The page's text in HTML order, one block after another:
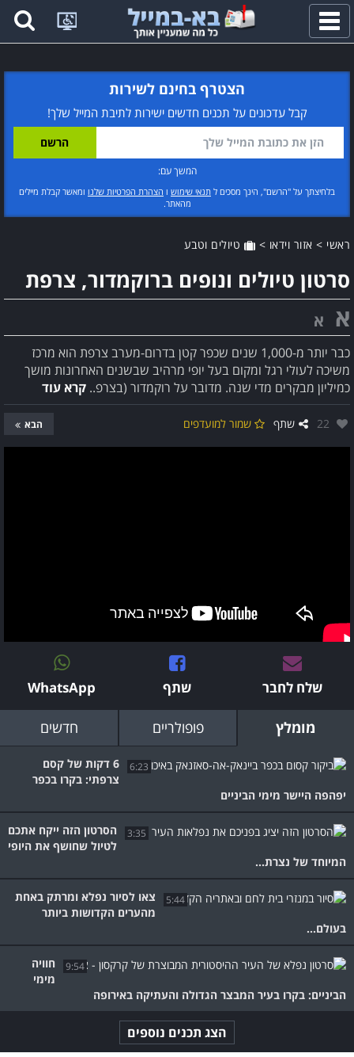
פתח
תפריט
הצטרף בחינם לשירות
קבל עדכונים על תכנים חדשים ישירות לתיבת המייל שלך!
המשך עם:
בלחיצתך על "הרשם", הינך מסכים ל תנאי שימוש ו הצהרת הפרטיות שלנו ומאשר קבלת מיילים
מהאתר.
ראשי > אזור וידאו > טיולים וטבע
סרטון טיולים ונופים ברוקמדור, צרפת
א א
כבר יותר מ-1,000 שנים שכפר קטן בדרום-מערב צרפת הוא מרכז
משיכה לעולי רגל ומקום בעל יופי מרהיב שבשנים האחרונות מושך
כמיליון מבקרים מדי שנה. מדובר על רוקמדור (בצרפ.. קרא עוד
אהבו:
22 שתף שמור למועדפים הבא
שלח לחבר שתף WhatsApp
מומלץ פופולריים חדשים
6:23
6 דקות של קסם
צרפתי: בקרו בכפר
יפהפה היישר מימי הביניים
3:35
הסרטון הזה ייקח אתכם
לטיול שחושף את היופי
המיוחד של נצרת...
5:44
צאו לסיור נפלא ומרתק באחת
מהערים הקדושות ביותר
בעולם...
9:54
חוויה
מימי
הביניים: בקרו בעיר המבצר הגדולה והעתיקה באירופה
הצג תכנים נוספים